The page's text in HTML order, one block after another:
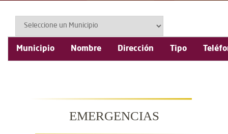
Municipio Nombre Dirección Tipo
EMERGENCIAS